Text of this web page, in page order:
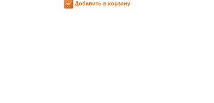
Добавить в корзину